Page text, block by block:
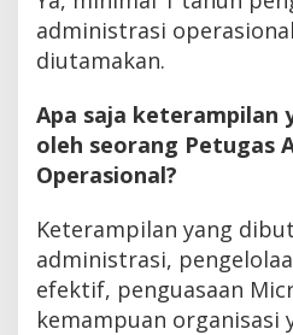
administrasi
diutamakan.
Apa saja keterampilan
oleh seorang Petugas
Operasional?
Keterampilan yang
administrasi,
efektif, penguasaan
kemampuan organisasi